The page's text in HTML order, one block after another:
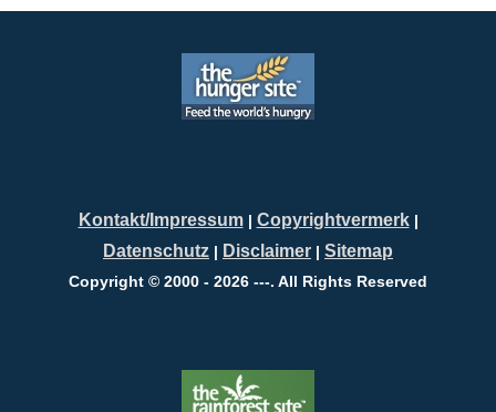
Kontakt/Impressum| Copyrightvermerk|
Datenschutz | Disclaimer | Sitemap
Copyright © 2000 - 2026 ---. All Rights Reserved